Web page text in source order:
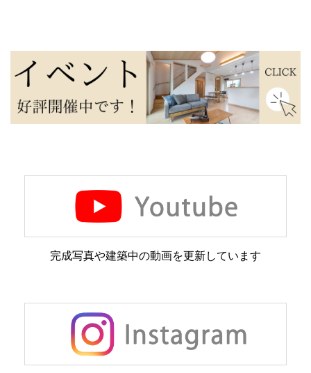
完成写真や建築中の動画を更新しています